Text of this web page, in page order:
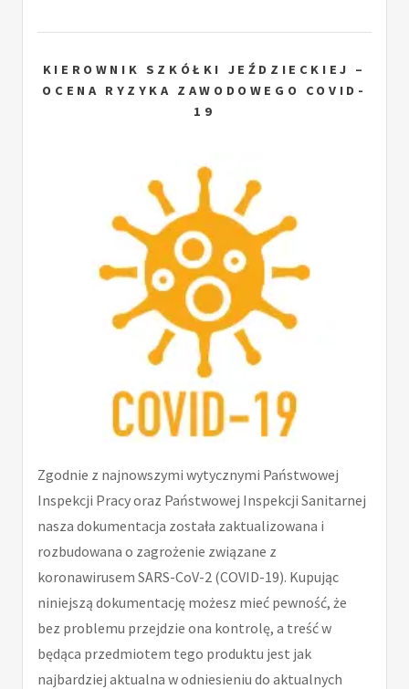
KIEROWNIK SZKÓŁKI JEŹDZIECKIEJ –
OCENA RYZYKA ZAWODOWEGO COVID-
19
Zgodnie z najnowszymi wytycznymi Państwowej
Inspekcji Pracy oraz Państwowej Inspekcji Sanitarnej
nasza dokumentacja została zaktualizowana i
rozbudowana o zagrożenie związane z
koronawirusem SARS-CoV-2 (COVID-19). Kupując
niniejszą dokumentację możesz mieć pewność, że
bez problemu przejdzie ona kontrolę, a treść w
będąca przedmiotem tego produktu jest jak
najbardziej aktualna w odniesieniu do aktualnych